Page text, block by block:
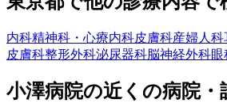
内科精神科・心療内科皮膚科産婦人科
皮膚科整形外科泌尿器科脳神経外科眼
小澤病院の近くの病院・